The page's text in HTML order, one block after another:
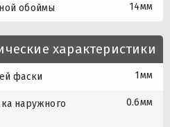
обоймы 14мм
характеристики
фаски 1мм
наружного
0.6мм